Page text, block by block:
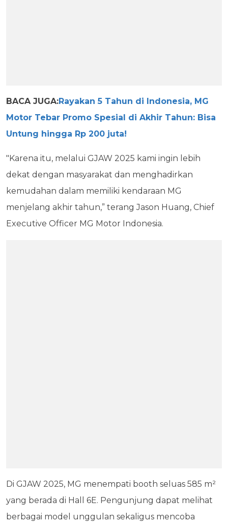
BACA JUGA:Rayakan 5 Tahun di Indonesia, MG
Motor Tebar Promo Spesial di Akhir Tahun: Bisa
Untung hingga Rp 200 juta!
"Karena itu, melalui GJAW 2025 kami ingin lebih
dekat dengan masyarakat dan menghadirkan
kemudahan dalam memiliki kendaraan MG
menjelang akhir tahun,” terang Jason Huang, Chief
Executive Officer MG Motor Indonesia.
Di GJAW 2025, MG menempati booth seluas 585 m²
yang berada di Hall 6E. Pengunjung dapat melihat
berbagai model unggulan sekaligus mencoba